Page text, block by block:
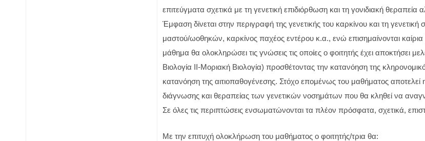
επιτεύγματα σχετικά με τη γενετική επιδιόρθωση και τη γονιδιακή
Έμφαση δίνεται στην περιγραφή της γενετικής του καρκίνου και τη
μαστού/ωοθηκών, καρκίνος παχέος εντέρου κ.α., ενώ επισημαίνονται καίρια
μάθημα θα ολοκληρώσει τις γνώσεις τις οποίες ο φοιτητής έχει
Βιολογία ΙΙ-Μοριακή Βιολογία) προσθέτοντας την κατανόηση της
κατανόηση της αιτιοπαθογένεσης. Στόχο επομένως του μαθήματος
διάγνωσης και θεραπείας των γενετικών νοσημάτων που θα κληθεί να
Σε όλες τις περιπτώσεις ενσωματώνονται τα πλέον πρόσφατα, σχετικά,
Με την επιτυχή ολοκλήρωση του μαθήματος ο φοιτητής/τρια θα: